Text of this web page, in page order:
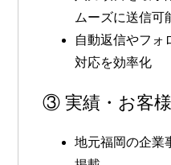
ムーズに送信可
自動返信やフォ
対応を効率化
③ 実績・お客
地元福岡の企業